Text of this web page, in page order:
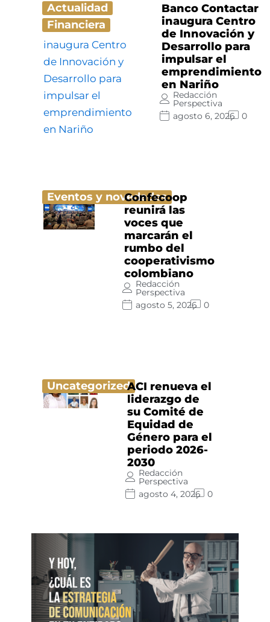
Actualidad
Financiera
Banco Contactar
inaugura Centro
de Innovación y
Desarrollo para
impulsar el
emprendimiento
en Nariño
Redacción
Perspectiva
agosto 6, 2026
0
Eventos y novedades
Confecoop
reunirá las
voces que
marcarán el
rumbo del
cooperativismo
colombiano
Redacción
Perspectiva
agosto 5, 2026
0
UncategorizedACI renueva el
liderazgo de
su Comité de
Equidad de
Género para el
periodo 2026-
2030
Redacción
Perspectiva
agosto 4, 2026
0